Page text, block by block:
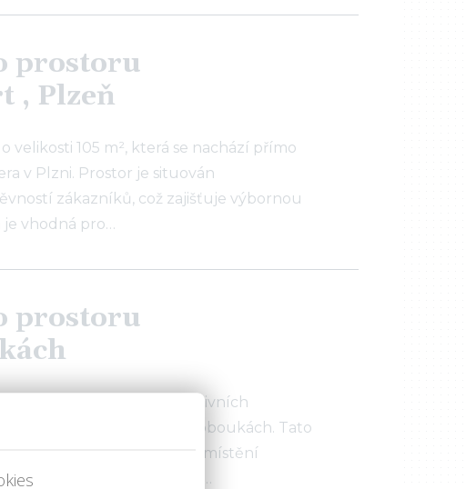
prostoru
, Plzeň
105 m², která se nachází přímo
v Plzni. Prostor je situován
zákazníků, což zajišťuje výbornou
vhodná pro…
prostoru
k pronájmu atraktivních
centru ve Valašských Kloboukách. Tato
kteří hledají strategické umístění
zákaznickou základnou. …